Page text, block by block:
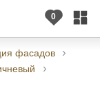
фасадов